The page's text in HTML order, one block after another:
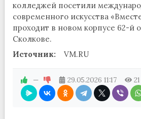
колледжей посетили
современного искусства
проходит в новом корпусе 62-й
Сколкове.
Источник:
VM.RU
— 29.05.2026 11:17 21